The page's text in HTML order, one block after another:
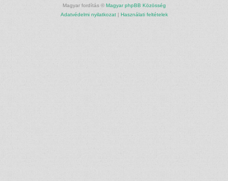
Magyar fordítás © Magyar phpBB Közösség
Adatvédelmi nyilatkozat| Használati feltételek